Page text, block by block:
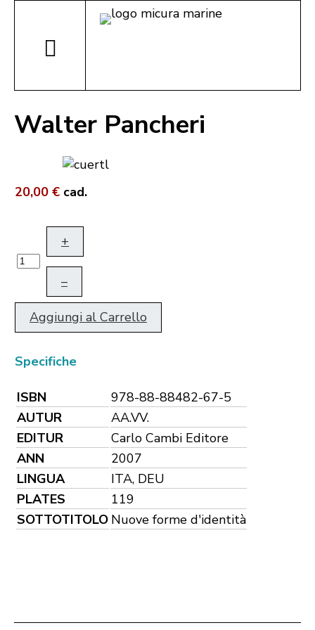
Walter Pancheri
20,00 € cad.
+
–
Aggiungi al Carrello
Specifiche
ISBN
978-88-88482-67-5
AUTUR
AA.VV.
EDITUR
Carlo Cambi Editore
ANN
2007
LINGUA
ITA, DEU
PLATES
119
SOTTOTITOLO Nuove forme d'identità